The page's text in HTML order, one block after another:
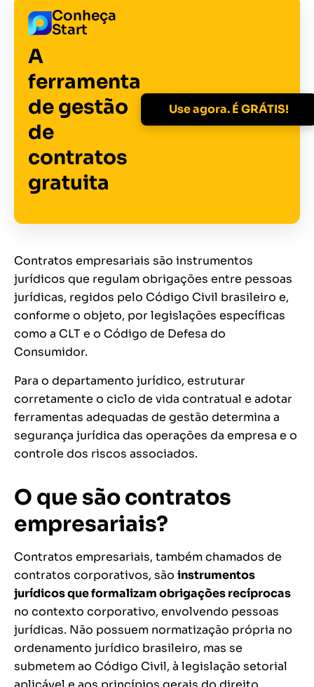
Conheça
Start
A
ferramenta
de gestão
de
contratos
gratuita
Use agora. É GRÁTIS!
Contratos empresariais são instrumentos
jurídicos que regulam obrigações entre pessoas
jurídicas, regidos pelo Código Civil brasileiro e,
conforme o objeto, por legislações específicas
como a CLT e o Código de Defesa do
Consumidor.
Para o departamento jurídico, estruturar
corretamente o ciclo de vida contratual e adotar
ferramentas adequadas de gestão determina a
segurança jurídica das operações da empresa e o
controle dos riscos associados.
O que são contratos
empresariais?
Contratos empresariais, também chamados de
contratos corporativos, são instrumentos
jurídicos que formalizam obrigações recíprocas
no contexto corporativo, envolvendo pessoas
jurídicas. Não possuem normatização própria no
ordenamento jurídico brasileiro, mas se
submetem ao Código Civil, à legislação setorial